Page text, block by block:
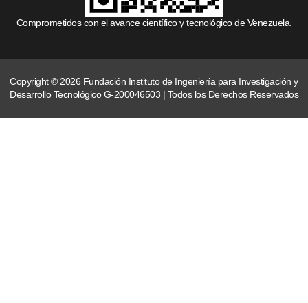
Comprometidos con el avance científico y tecnológico de Venezuela.
Copyright © 2026 Fundación Instituto de Ingeniería para Investigación y
Desarrollo Tecnológico G-200046503 | Todos los Derechos Reservados